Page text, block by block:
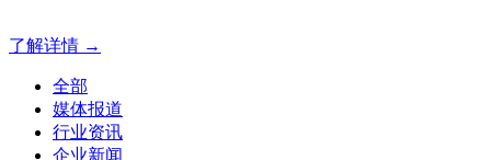
了解详情 →
全部
媒体报道
行业资讯
企业新闻